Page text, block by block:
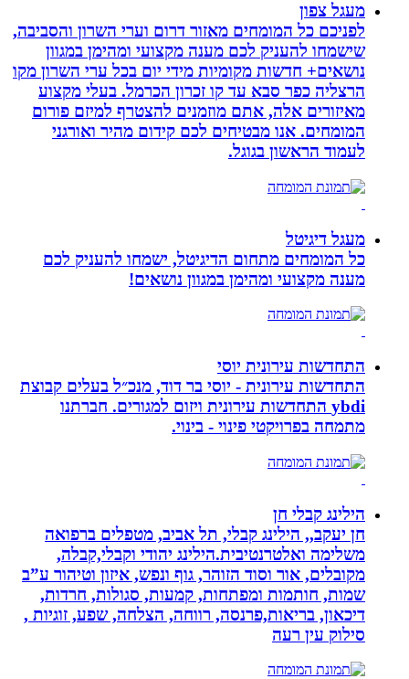
מעגל צפון
לפניכם כל המומחים מאזור דרום וערי השרון והסביבה,
שישמחו להעניק לכם מענה מקצועי ומהימן במגוון
נושאים+ חדשות מקומיות מידי יום בכל ערי השרון מקו
הרצליה כפר סבא עד קו זכרון הכרמל. בעלי מקצוע
מאיזורים אלה, אתם מוזמנים להצטרף למיזם פורום
המומחים. אנו מבטיחים לכם קידום מהיר ואורגני
לעמוד הראשון בגוגל.
מעגל דיגיטל
כל המומחים מתחום הדיגיטל, ישמחו להעניק לכם
מענה מקצועי ומהימן במגוון נושאים!
התחדשות עירונית יוסי
התחדשות עירונית - יוסי בר דוד, מנכ״ל בעלים קבוצת
ybdi התחדשות עירונית ויזום למגורים. חברתנו
מתמחה בפרויקטי פינוי - בינוי.
הילינג קבלי חן
חן יעקב,, הילינג קבלי, תל אביב, מטפלים ברפואה
משלימה ואלטרנטיבית.הילינג יהודי וקבלי,קבלה,
מקובלים, אור וסוד הזוהר, גוף ונפש, איזון וטיהור ע”ב
שמות, חותמות ומפתחות, קמעות, סגולות, חרדות,
דיכאון, בריאות,פרנסה, רווחה, הצלחה, שפע, זוגיות ,
סילוק עין רעה